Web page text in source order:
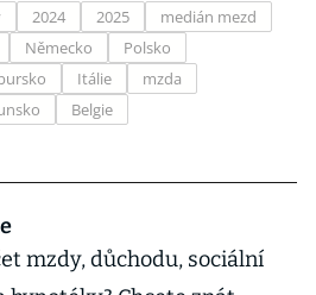
2024 2025
medián mezd
Německo
Polsko
Itálie
mzda
Belgie
mzdy, důchodu, sociální